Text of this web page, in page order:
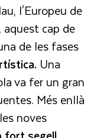
l'Europeu de
aquest cap de
de les fases
Una
va fer un gran
Més enllà
noves